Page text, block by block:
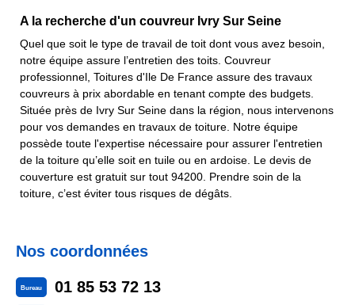
A la recherche d'un couvreur Ivry Sur Seine
Quel que soit le type de travail de toit dont vous avez besoin,
notre équipe assure l’entretien des toits. Couvreur
professionnel, Toitures d'Ile De France assure des travaux
couvreurs à prix abordable en tenant compte des budgets.
Située près de Ivry Sur Seine dans la région, nous intervenons
pour vos demandes en travaux de toiture. Notre équipe
possède toute l'expertise nécessaire pour assurer l'entretien
de la toiture qu’elle soit en tuile ou en ardoise. Le devis de
couverture est gratuit sur tout 94200. Prendre soin de la
toiture, c’est éviter tous risques de dégâts.
Nos coordonnées
Bureau 01 85 53 72 13